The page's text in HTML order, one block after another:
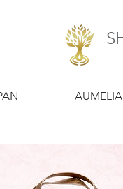
​AUMELIA